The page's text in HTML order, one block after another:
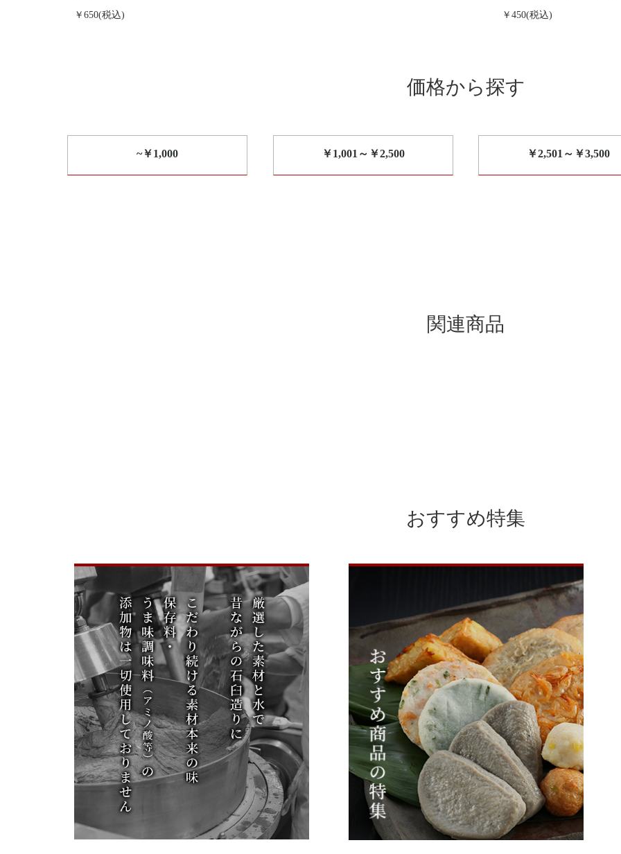
￥650(税込) ￥450(税込)
価格から探す
~￥1,000 ￥1,001～￥2,500 ￥2,501～￥3,500
関連商品
おすすめ特集